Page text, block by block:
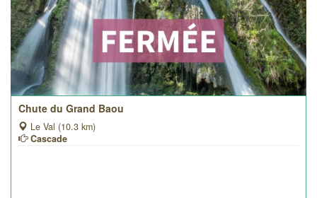
Chute du Grand Baou
Le Val (10.3 km)
Cascade